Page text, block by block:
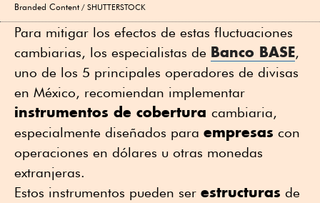
Branded Content SHUTTERSTOCK
Para mitigar los efectos de estas fluctuaciones
cambiarias, los especialistas de Banco BASE,
uno de los 5 principales operadores de divisas
en México, recomiendan implementar
instrumentos de cobertura cambiaria,
especialmente diseñados para empresas con
operaciones en dólares u otras monedas
extranjeras.
Estos instrumentos pueden ser estructuras de